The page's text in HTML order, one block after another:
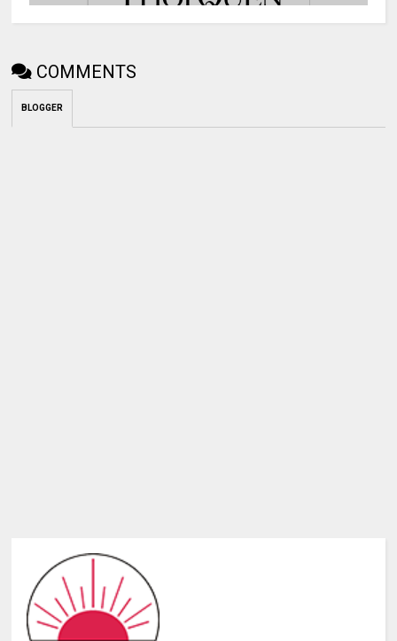
COMMENTS
BLOGGER